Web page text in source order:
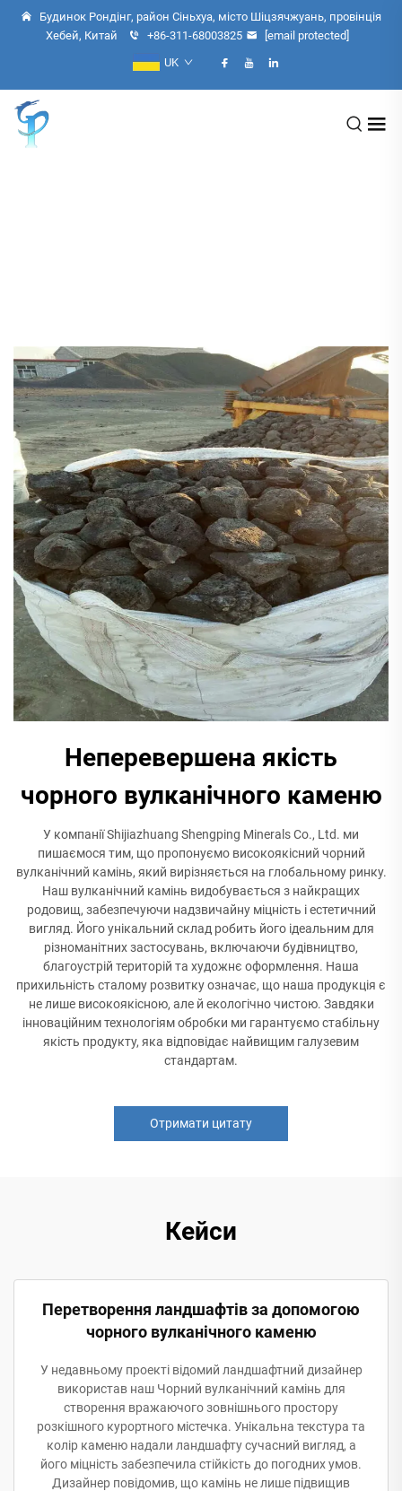
Будинок Рондінг, район Сіньхуа, місто Шіцзячжуань, провінція
Хебей, Китай
+86-311-68003825
[email protected]
UK
Неперевершена якість
чорного вулканічного каменю
У компанії Shijiazhuang Shengping Minerals Co., Ltd. ми
пишаємося тим, що пропонуємо високоякісний чорний
вулканічний камінь, який вирізняється на глобальному ринку.
Наш вулканічний камінь видобувається з найкращих
родовищ, забезпечуючи надзвичайну міцність і естетичний
вигляд. Його унікальний склад робить його ідеальним для
різноманітних застосувань, включаючи будівництво,
благоустрій територій та художнє оформлення. Наша
прихильність сталому розвитку означає, що наша продукція є
не лише високоякісною, але й екологічно чистою. Завдяки
інноваційним технологіям обробки ми гарантуємо стабільну
якість продукту, яка відповідає найвищим галузевим
стандартам.
Отримати цитату
Кейси
Перетворення ландшафтів за допомогою
чорного вулканічного каменю
У недавньому проекті відомий ландшафтний дизайнер
використав наш Чорний вулканічний камінь для
створення вражаючого зовнішнього простору
розкішного курортного містечка. Унікальна текстура та
колір каменю надали ландшафту сучасний вигляд, а
його міцність забезпечила стійкість до погодних умов.
Дизайнер повідомив, що камінь не лише підвищив